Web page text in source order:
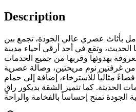
Description
بأثاث عصري عالي الجودة، تجمع بين
الحديث، وتقع في أحد أرقى أحياء مدينة
بهدوئها وقربها من جميع الخدمات
من غرفتين نوم مريحتين، وصالة عصرية
مثالياً للاسترخاء، إضافة إلى حمام
الحديثة. كما تتميز الشقة بديكور راقٍ
الجودة تمنح إحساساً بالفخامة والراحة